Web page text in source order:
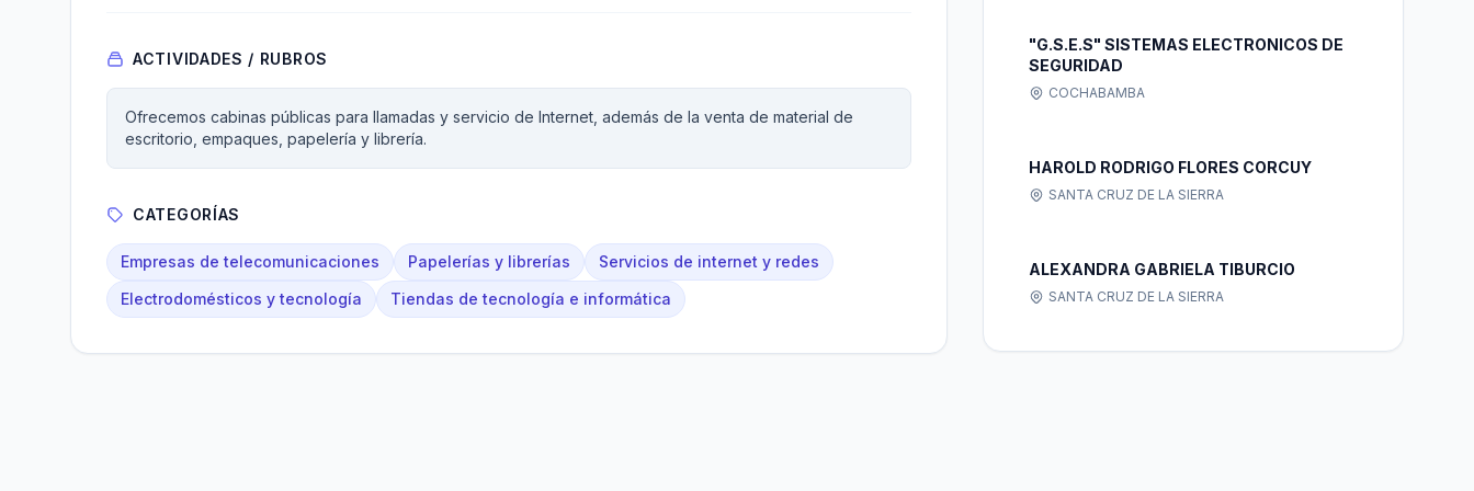
ACTIVIDADES / RUBROS
Ofrecemos cabinas públicas para llamadas y servicio de Internet, además de la venta de material de
escritorio, empaques, papelería y librería.
CATEGORÍAS
Empresas de telecomunicaciones Papelerías y librerías
Servicios de internet y redes
Electrodomésticos y tecnología
Tiendas de tecnología e informática
"G.S.E.S" SISTEMAS ELECTRONICOS DE
SEGURIDAD
COCHABAMBA
HAROLD RODRIGO FLORES CORCUY
SANTA CRUZ DE LA SIERRA
ALEXANDRA GABRIELA TIBURCIO
SANTA CRUZ DE LA SIERRA